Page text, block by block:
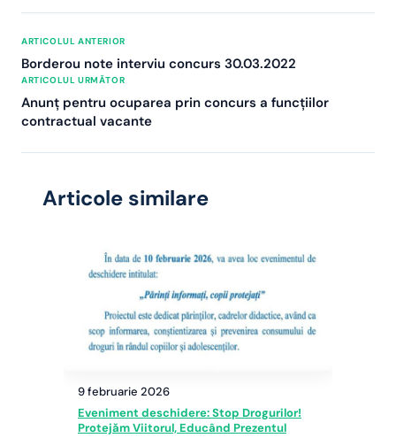
ARTICOLUL ANTERIOR
Borderou note interviu concurs 30.03.2022
ARTICOLUL URMĂTOR
Anunţ pentru ocuparea prin concurs a funcţiilor
contractual vacante
Articole similare
9 februarie 2026
Eveniment deschidere: Stop Drogurilor!
Protejăm Viitorul, Educând Prezentul